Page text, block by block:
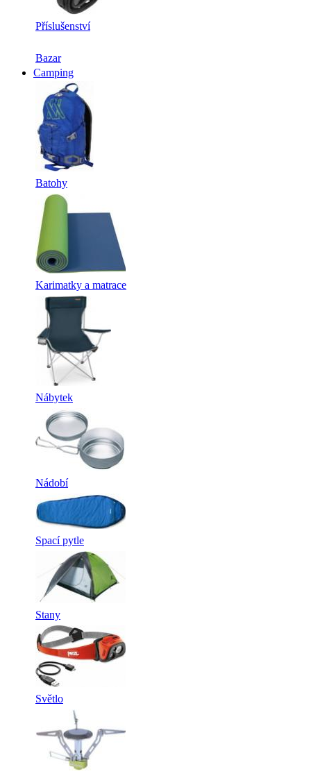
Příslušenství
Bazar
Camping
Batohy
Karimatky a matrace
Nábytek
Nádobí
Spací pytle
Stany
Světlo